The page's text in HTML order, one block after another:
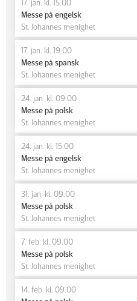
17. jan. kl. 15.00
Messe på engelsk
St. Johannes menighet
17. jan. kl. 19.00
Messe på spansk
St. Johannes menighet
24. jan. kl. 09.00
Messe på polsk
St. Johannes menighet
24. jan. kl. 15.00
Messe på engelsk
St. Johannes menighet
31. jan. kl. 09.00
Messe på polsk
St. Johannes menighet
7. feb. kl. 09.00
Messe på polsk
St. Johannes menighet
14. feb. kl. 09.00